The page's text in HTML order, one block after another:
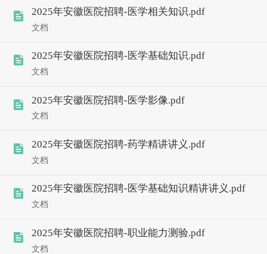
2025年安徽医院招聘-医学相关知识.pdf
文档
2025年安徽医院招聘-医学基础知识.pdf
文档
2025年安徽医院招聘-医学影像.pdf
文档
2025年安徽医院招聘-药学精讲讲义.pdf
文档
2025年安徽医院招聘-医学基础知识精讲讲义.pdf
文档
2025年安徽医院招聘-职业能力测验.pdf
文档